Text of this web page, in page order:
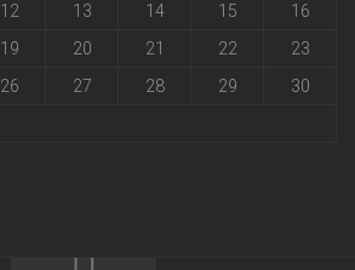
12 13 14 15
16
19 20 21 22
23
26 27 28 29
30